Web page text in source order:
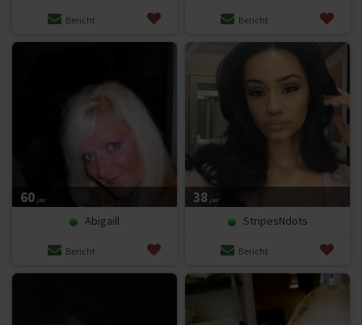
Bericht Bericht
60 jaar
Abigaill
Bericht
38 jaar
StripesNdots
Bericht